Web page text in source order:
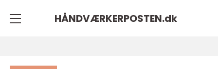
HÅNDVÆRKERPOSTEN.dk